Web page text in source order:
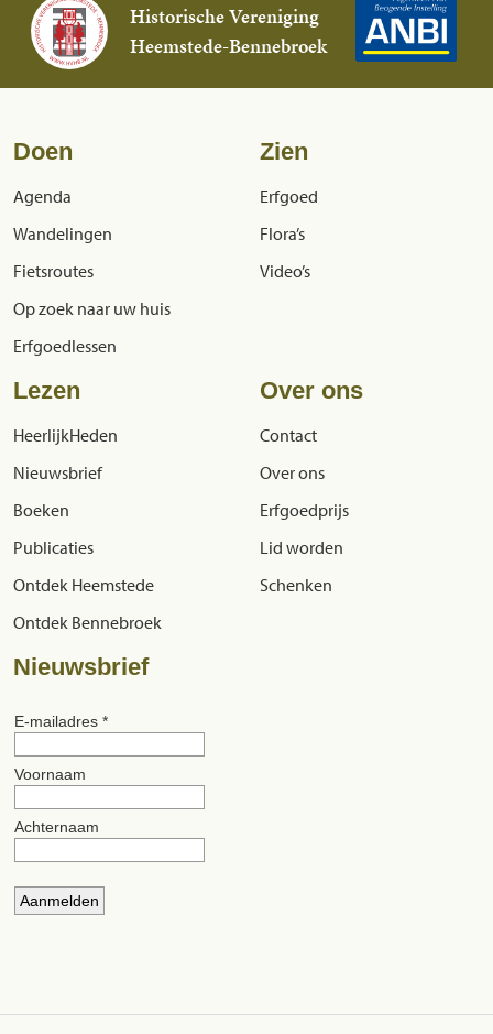
Historische Vereniging
Heemstede-Bennebroek
Doen
Agenda
Wandelingen
Fietsroutes
Op zoek naar uw huis
Erfgoedlessen
Zien
Erfgoed
Flora’s
Video’s
Lezen
HeerlijkHeden
Nieuwsbrief
Boeken
Publicaties
Ontdek Heemstede
Ontdek Bennebroek
Over ons
Contact
Over ons
Erfgoedprijs
Lid worden
Schenken
Nieuwsbrief